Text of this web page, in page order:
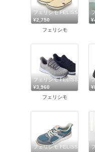
フェリシモ FELISSIMO
¥2,750
フェリシモ
フェリシモ FELISSIMO
¥3,960
フェリシモ
フェリシモ FELISSIMO